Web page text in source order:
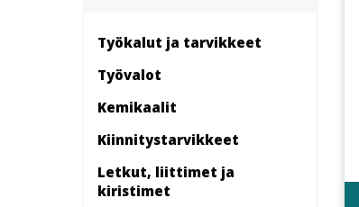
Työkalut ja tarvikkeet
Työvalot
Kemikaalit
Kiinnitys­tarvikkeet
Letkut, liittimet ja
kiristimet